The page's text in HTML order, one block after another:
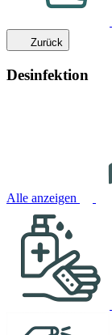
Zurück
Desinfektion
Alle anzeigen